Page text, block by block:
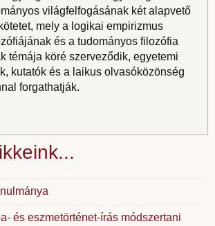
világfelfogásának két alapvető
mely a logikai empirizmus
és a tudományos filozófia
témája köré szerveződik, egyetemi
kutatók és a laikus olvasóközönség
forgathatják.
és eszmetörténet-írás módszertani